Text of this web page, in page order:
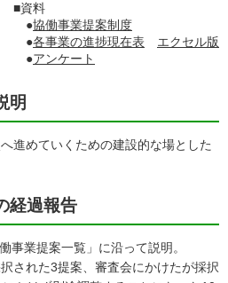
■資料
●協働事業提案制度
●各事業の進捗現在表
エクセル版
●アンケート
明
進めていくための建設的な場とした
経過報告
事業提案一覧」に沿って説明。
された3提案、審査会にかけたが採択